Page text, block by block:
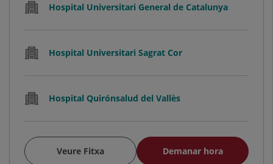
Hospital Universitari General de Catalunya
Hospital Universitari Sagrat Cor
Hospital Quirónsalud del Vallès
Veure Fitxa Demanar hora